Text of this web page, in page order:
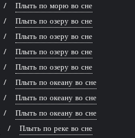
Плыть по морю во сне
Плыть по озеру во сне
Плыть по озеру во сне
Плыть по озеру во сне
Плыть по озеру во сне
Плыть по океану во сне
Плыть по океану во сне
Плыть по океану во сне
Плыть по реке во сне